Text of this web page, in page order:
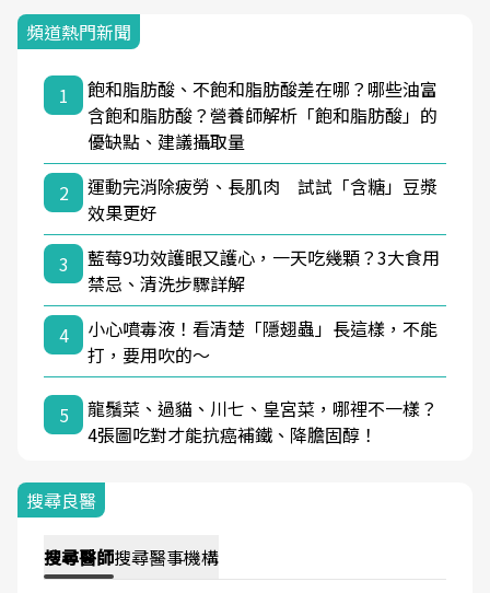
頻道熱門新聞
1
飽和脂肪酸、不飽和脂肪酸差在哪？哪些油富
含飽和脂肪酸？營養師解析「飽和脂肪酸」的
優缺點、建議攝取量
2
運動完消除疲勞、長肌肉 試試「含糖」豆漿
效果更好
3
藍莓9功效護眼又護心，一天吃幾顆？3大食用
禁忌、清洗步驟詳解
4
小心噴毒液！看清楚「隱翅蟲」長這樣，不能
打，要用吹的～
5
龍鬚菜、過貓、川七、皇宮菜，哪裡不一樣？
4張圖吃對才能抗癌補鐵、降膽固醇！
搜尋良醫
搜尋醫師搜尋醫事機構